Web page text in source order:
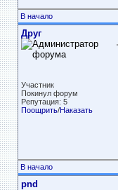
В начало
Друг
Участник
Покинул форум
Репутация: 5
Поощрить/Наказать
В начало
pnd